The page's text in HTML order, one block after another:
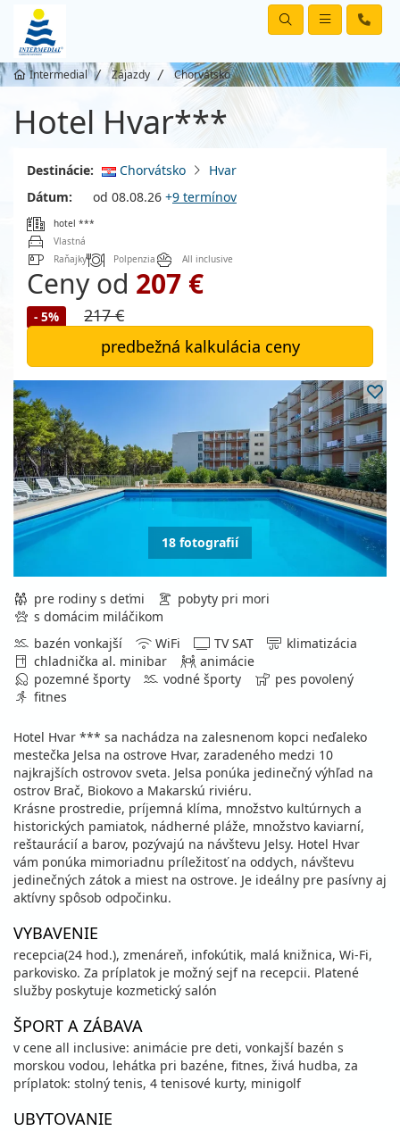
Intermedial Zájazdy Chorvátsko
Hotel Hvar***
Destinácie: Chorvátsko
Hvar
Dátum:
od 08.08.26 +9 termínov
hotel ***
Vlastná
Raňajky
Polpenzia All inclusive
Ceny od 207 €
- 5%
217 €
predbežná kalkulácia ceny
18 fotografií
pre rodiny s deťmi
pobyty pri mori
s domácim miláčikom
bazén vonkajší
WiFi TV SAT
klimatizácia
chladnička al. minibar
animácie
pozemné športy
vodné športy
pes povolený
fitnes
Hotel Hvar *** sa nachádza na zalesnenom kopci neďaleko
mestečka Jelsa na ostrove Hvar, zaradeného medzi 10
najkrajších ostrovov sveta. Jelsa ponúka jedinečný výhľad na
ostrov Brač, Biokovo a Makarskú riviéru.
Krásne prostredie, príjemná klíma, množstvo kultúrnych a
historických pamiatok, nádherné pláže, množstvo kaviarní,
reštaurácií a barov, pozývajú na návštevu Jelsy. Hotel Hvar
vám ponúka mimoriadnu príležitosť na oddych, návštevu
jedinečných zátok a miest na ostrove. Je ideálny pre pasívny aj
aktívny spôsob odpočinku.
VYBAVENIE
recepcia(24 hod.), zmenáreň, infokútik, malá knižnica, Wi-Fi,
parkovisko. Za príplatok je možný sejf na recepcii. Platené
služby poskytuje kozmetický salón
ŠPORT A ZÁBAVA
v cene all inclusive: animácie pre deti, vonkajší bazén s
morskou vodou, lehátka pri bazéne, fitnes, živá hudba, za
príplatok: stolný tenis, 4 tenisové kurty, minigolf
UBYTOVANIE